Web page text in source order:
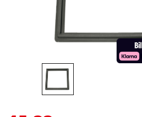
& sikkerhed
& standere
udendørs spa